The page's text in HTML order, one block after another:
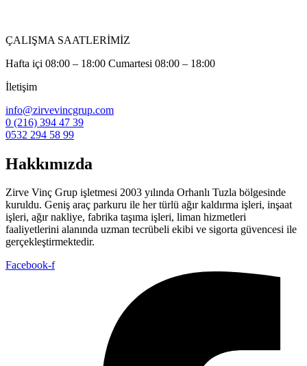
ÇALIŞMA SAATLERİMİZ
Hafta içi 08:00 – 18:00 Cumartesi 08:00 – 18:00
İletişim
info@zirvevincgrup.com
0 (216) 394 47 39
0532 294 58 99
Hakkımızda
Zirve Vinç Grup işletmesi 2003 yılında Orhanlı Tuzla bölgesinde
kuruldu. Geniş araç parkuru ile her türlü ağır kaldırma işleri, inşaat
işleri, ağır nakliye, fabrika taşıma işleri, liman hizmetleri
faaliyetlerini alanında uzman tecrübeli ekibi ve sigorta güvencesi ile
gerçekleştirmektedir.
Facebook-f